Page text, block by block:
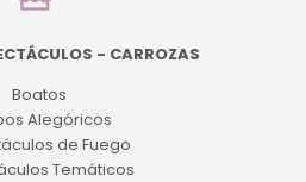
- CARROZAS
Boatos
Alegóricos
de Fuego
Temáticos